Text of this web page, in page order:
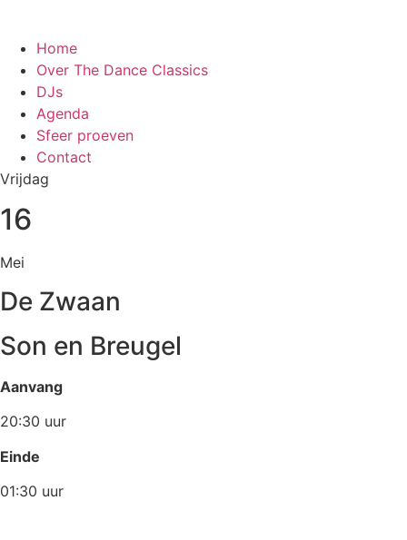
Home
Over The Dance Classics
DJs
Agenda
Sfeer proeven
Contact
Vrijdag
16
Mei
De Zwaan
Son en Breugel
Aanvang
20:30 uur
Einde
01:30 uur